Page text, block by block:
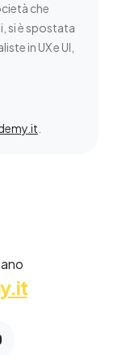
che
si è spostata
in UX e UI,